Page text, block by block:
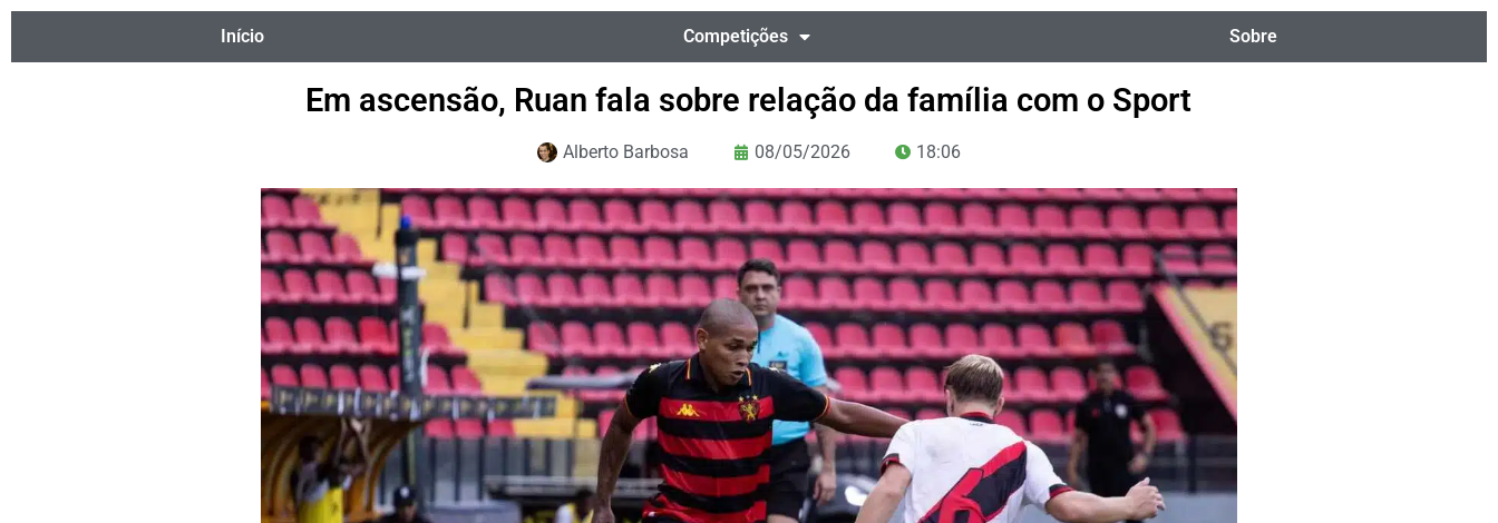
Início Competições Sobre
Em ascensão, Ruan fala sobre relação da família com o Sport
Alberto Barbosa 08/05/2026 18:06